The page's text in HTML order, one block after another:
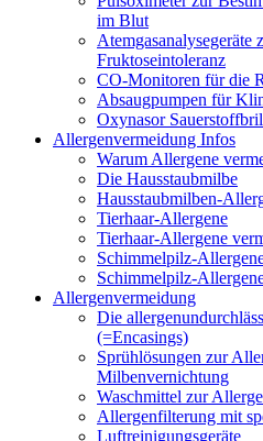
im Blut
Atemgasanalysegeräte
Fruktoseintoleranz
CO-Monitoren für die
Absaugpumpen für
Oxynasor
Allergenvermeidung Infos
Warum Allergene
Die Hausstaubmilbe
Hausstaubmilben-
Tierhaar-Allergene
Tierhaar-Allergene
Schimmelpilz-
Schimmelpilz-
Allergenvermeidung
Die
(=Encasings)
Sprühlösungen zur
Milbenvernichtung
Waschmittel zur
Allergenfilterung mit
Luftreinigungsgeräte